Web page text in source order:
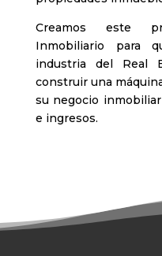
Creamos este
Inmobiliario para
industria del Real
construir una
su negocio
e ingresos.